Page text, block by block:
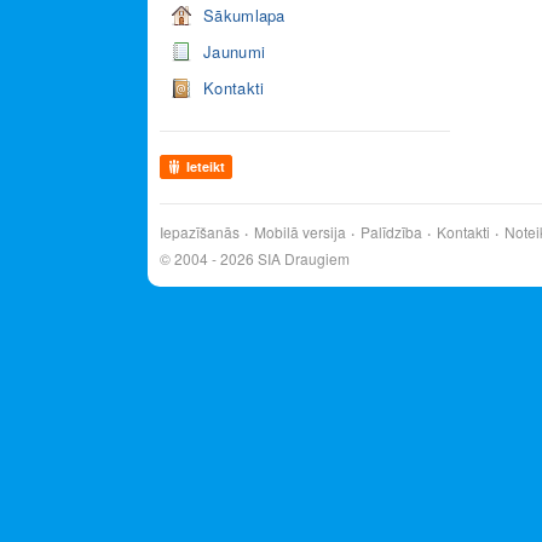
Sākumlapa
Jaunumi
Kontakti
Ieteikt
Iepazīšanās Mobilā versija Palīdzība Kontakti
© 2004 - 2026 SIA Draugiem